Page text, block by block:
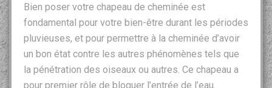
Bien poser votre chapeau de cheminée est
fondamental pour votre bien-être durant les périodes
pluvieuses, et pour permettre à la cheminée d’avoir
un bon état contre les autres phénomènes tels que
la pénétration des oiseaux ou autres. Ce chapeau a
pour premier rôle de bloquer l’entrée de l’eau.